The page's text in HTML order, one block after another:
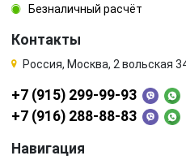
Безналичный расчёт
Контакты
Россия, Москва, 2 вольская
+7 (915) 299-99-93
+7 (916) 288-88-83
Навигация